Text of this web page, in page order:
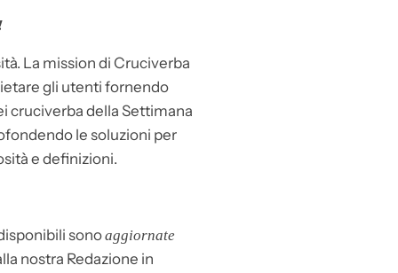
La mission di Cruciverba
gli utenti fornendo
cruciverba della Settimana
le soluzioni per
e definizioni.
sonoaggiornate
nostra Redazione in